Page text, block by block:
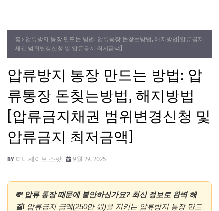
홈
압류방지 통장 만드는 방법: 압류통장 돈찾는방법, 해지방법[압류금지
채권 범위변경신청 및 압류금지 최저금액]
압류방지 통장 만드는 방법: 압
류통장 돈찾는방법, 해지방법
[압류금지채권 범위변경신청 및
압류금지 최저금액]
머니세이브 스팟 9월 29, 2025
💸 압류 통장 때문에 불안하신가요? 최신 정보로 완벽 해
결! 압류금지 금액(250만 원)을 지키는 압류방지 통장 만드